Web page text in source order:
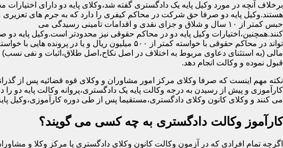
برخلاف آنچه در مورد وکیل پایه یک دادگستری گفته شد،وکلای پایه دو دارای اختیارات
هستند.وکیل پایه دو صرفا حق شرکت در محاکم کیفری را دارد که به جرم های
حبس کمتر از ۱۰ سال و شلاق و جزای نقدی و اقدامات تامینی رسیدگی می
کنند.همچنین،اختیارات وکیل پایه دو در محاکم حقوقی نیز محدودتر است.وکیل پایه دو
تواند در محاکم حقوقی با خواسته کمتر از ۵۰۰ میلیون ریال و یا در پرونده هایی با
مالی (به استثنای دعاوی مربوط به اختلاف در اصل نکاح،اصل طلاق،اثبات و نفی نسب)
قبول نموده و وکالت انجام دهد.
نکته مهم اینست که صرفا وکلای مرکز امور مشاوران و وکلای قوه قضائیه پس از
کارآموزی و پیش از رسیدن به درجه وکالت پایه یک دادگستری،پروانه وکالت پایه دو را
می کنند و وکلای کانون وکلای دادگستری،مستقیما پس از طی دوره کارآموزی،وکیل
کارآموز وکالت دادگستری به چه کسی می گویند؟